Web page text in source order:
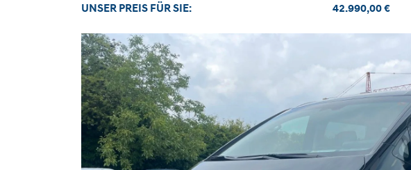
UNSER PREIS FÜR SIE: 42.990,00€